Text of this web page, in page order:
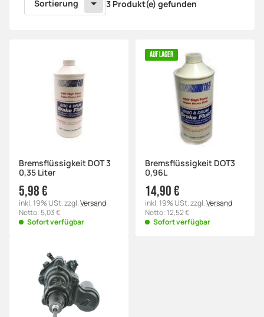
Sortierung 3 Produkt(e) gefunden
Bremsflüssigkeit DOT 3
0,35 Liter
5,98 €
inkl. 19% USt. zzgl.Versand
Netto: 5,03 €
Sofort verfügbar
AUF LAGER
Bremsflüssigkeit DOT3
0,96L
14,90 €
inkl. 19% USt. zzgl.Versand
Netto: 12,52 €
Sofort verfügbar